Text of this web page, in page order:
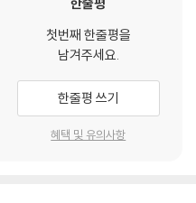
첫번째 한줄평을
남겨주세요.
한줄평 쓰기
혜택 및 유의사항